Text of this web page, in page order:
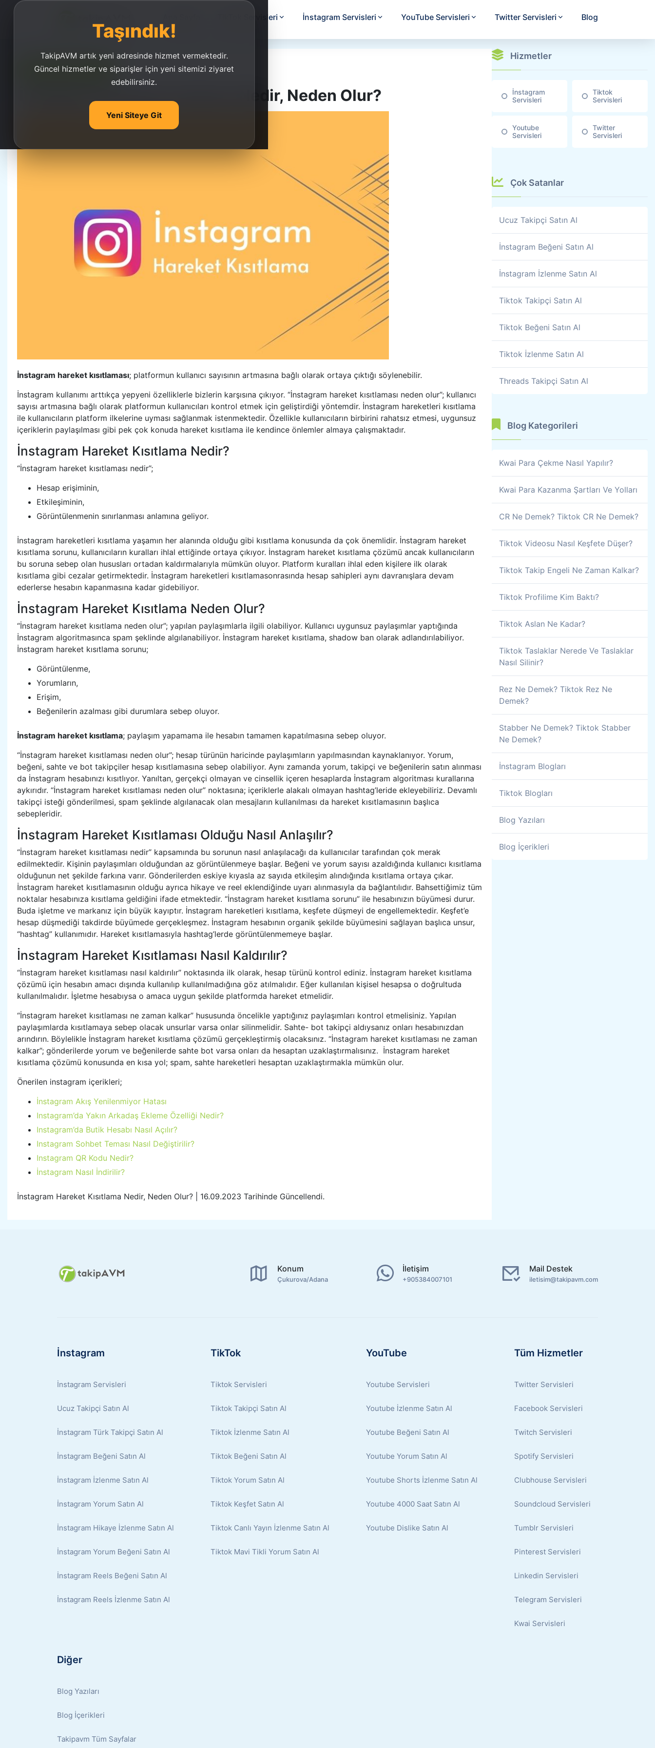
Taşındık!
TakipAVM artık yeni adresinde hizmet vermektedir.
Güncel hizmetler ve siparişler için yeni sitemizi ziyaret
edebilirsiniz.
Yeni Siteye Git
TikTok Servisleri İnstagram Servisleri YouTube Servisleri Twitter Servisleri Blog
Ucuz Takipçi Satın Al
İnstagram Hareket Kısıtlama Nedir, Neden Olur?
İnstagram hareket kısıtlaması; platformun kullanıcı sayısının artmasına bağlı olarak ortaya çıktığı söylenebilir.
İnstagram kullanımı arttıkça yepyeni özelliklerle bizlerin karşısına çıkıyor. “İnstagram hareket kısıtlaması neden olur”; kullanıcı
sayısı artmasına bağlı olarak platformun kullanıcıları kontrol etmek için geliştirdiği yöntemdir. İnstagram hareketleri kısıtlama
ile kullanıcıların platform ilkelerine uyması sağlanmak istenmektedir. Özellikle kullanıcıların birbirini rahatsız etmesi, uygunsuz
içeriklerin paylaşılması gibi pek çok konuda hareket kısıtlama ile kendince önlemler almaya çalışmaktadır.
İnstagram Hareket Kısıtlama Nedir?
“İnstagram hareket kısıtlaması nedir”;
Hesap erişiminin,
Etkileşiminin,
Görüntülenmenin sınırlanması anlamına geliyor.
İnstagram hareketleri kısıtlama yaşamın her alanında olduğu gibi kısıtlama konusunda da çok önemlidir. İnstagram hareket
kısıtlama sorunu, kullanıcıların kuralları ihlal ettiğinde ortaya çıkıyor. İnstagram hareket kısıtlama çözümü ancak kullanıcıların
bu soruna sebep olan hususları ortadan kaldırmalarıyla mümkün oluyor. Platform kuralları ihlal eden kişilere ilk olarak
kısıtlama gibi cezalar getirmektedir. İnstagram hareketleri kısıtlamasonrasında hesap sahipleri aynı davranışlara devam
ederlerse hesabın kapanmasına kadar gidebiliyor.
İnstagram Hareket Kısıtlama Neden Olur?
“İnstagram hareket kısıtlama neden olur”; yapılan paylaşımlarla ilgili olabiliyor. Kullanıcı uygunsuz paylaşımlar yaptığında
İnstagram algoritmasınca spam şeklinde algılanabiliyor. İnstagram hareket kısıtlama, shadow ban olarak adlandırılabiliyor.
İnstagram hareket kısıtlama sorunu;
Görüntülenme,
Yorumların,
Erişim,
Beğenilerin azalması gibi durumlara sebep oluyor.
İnstagram hareket kısıtlama; paylaşım yapamama ile hesabın tamamen kapatılmasına sebep oluyor.
“İnstagram hareket kısıtlaması neden olur”; hesap türünün haricinde paylaşımların yapılmasından kaynaklanıyor. Yorum,
beğeni, sahte ve bot takipçiler hesap kısıtlamasına sebep olabiliyor. Aynı zamanda yorum, takipçi ve beğenilerin satın alınması
da İnstagram hesabınızı kısıtlıyor. Yanıltan, gerçekçi olmayan ve cinsellik içeren hesaplarda İnstagram algoritması kurallarına
aykırıdır. “İnstagram hareket kısıtlaması neden olur” noktasına; içeriklerle alakalı olmayan hashtag’leride ekleyebiliriz. Devamlı
takipçi isteği gönderilmesi, spam şeklinde algılanacak olan mesajların kullanılması da hareket kısıtlamasının başlıca
sebepleridir.
İnstagram Hareket Kısıtlaması Olduğu Nasıl Anlaşılır?
“İnstagram hareket kısıtlaması nedir” kapsamında bu sorunun nasıl anlaşılacağı da kullanıcılar tarafından çok merak
edilmektedir. Kişinin paylaşımları olduğundan az görüntülenmeye başlar. Beğeni ve yorum sayısı azaldığında kullanıcı kısıtlama
olduğunun net şekilde farkına varır. Gönderilerden eskiye kıyasla az sayıda etkileşim alındığında kısıtlama ortaya çıkar.
İnstagram hareket kısıtlamasının olduğu ayrıca hikaye ve reel eklendiğinde uyarı alınmasıyla da bağlantılıdır. Bahsettiğimiz tüm
noktalar hesabınıza kısıtlama geldiğini ifade etmektedir. “İnstagram hareket kısıtlama sorunu” ile hesabınızın büyümesi durur.
Buda işletme ve markanız için büyük kayıptır. İnstagram hareketleri kısıtlama, keşfete düşmeyi de engellemektedir. Keşfet’e
hesap düşmediği takdirde büyümede gerçekleşmez. İnstagram hesabının organik şekilde büyümesini sağlayan başlıca unsur,
“hashtag” kullanımıdır. Hareket kısıtlamasıyla hashtag’lerde görüntülenmemeye başlar.
İnstagram Hareket Kısıtlaması Nasıl Kaldırılır?
“İnstagram hareket kısıtlaması nasıl kaldırılır” noktasında ilk olarak, hesap türünü kontrol ediniz. İnstagram hareket kısıtlama
çözümü için hesabın amacı dışında kullanılıp kullanılmadığına göz atılmalıdır. Eğer kullanılan kişisel hesapsa o doğrultuda
kullanılmalıdır. İşletme hesabıysa o amaca uygun şekilde platformda hareket etmelidir.
“İnstagram hareket kısıtlaması ne zaman kalkar” hususunda öncelikle yaptığınız paylaşımları kontrol etmelisiniz. Yapılan
paylaşımlarda kısıtlamaya sebep olacak unsurlar varsa onlar silinmelidir. Sahte- bot takipçi aldıysanız onları hesabınızdan
arındırın. Böylelikle İnstagram hareket kısıtlama çözümü gerçekleştirmiş olacaksınız. “İnstagram hareket kısıtlaması ne zaman
kalkar”; gönderilerde yorum ve beğenilerde sahte bot varsa onları da hesaptan uzaklaştırmalısınız. İnstagram hareket
kısıtlama çözümü konusunda en kısa yol; spam, sahte hareketleri hesaptan uzaklaştırmakla mümkün olur.
Önerilen instagram içerikleri;
İnstagram Akış Yenilenmiyor Hatası
Instagram’da Yakın Arkadaş Ekleme Özelliği Nedir?
Instagram’da Butik Hesabı Nasıl Açılır?
Instagram Sohbet Teması Nasıl Değiştirilir?
Instagram QR Kodu Nedir?
İnstagram Nasıl İndirilir?
İnstagram Hareket Kısıtlama Nedir, Neden Olur? | 16.09.2023 Tarihinde Güncellendi.
Hizmetler
İnstagram
Servisleri
Tiktok
Servisleri
Youtube
Servisleri
Twitter
Servisleri
Çok Satanlar
Ucuz Takipçi Satın Al
İnstagram Beğeni Satın Al
İnstagram İzlenme Satın Al
Tiktok Takipçi Satın Al
Tiktok Beğeni Satın Al
Tiktok İzlenme Satın Al
Threads Takipçi Satın Al
Blog Kategorileri
Kwai Para Çekme Nasıl Yapılır?
Kwai Para Kazanma Şartları Ve Yolları
CR Ne Demek? Tiktok CR Ne Demek?
Tiktok Videosu Nasıl Keşfete Düşer?
Tiktok Takip Engeli Ne Zaman Kalkar?
Tiktok Profilime Kim Baktı?
Tiktok Aslan Ne Kadar?
Tiktok Taslaklar Nerede Ve Taslaklar
Nasıl Silinir?
Rez Ne Demek? Tiktok Rez Ne
Demek?
Stabber Ne Demek? Tiktok Stabber
Ne Demek?
İnstagram Blogları
Tiktok Blogları
Blog Yazıları
Blog İçerikleri
Konum
Çukurova/Adana
İletişim
+905384007101
Mail Destek
iletisim@takipavm.com
İnstagram
İnstagram Servisleri
Ucuz Takipçi Satın Al
İnstagram Türk Takipçi Satın Al
İnstagram Beğeni Satın Al
İnstagram İzlenme Satın Al
İnstagram Yorum Satın Al
İnstagram Hikaye İzlenme Satın Al
İnstagram Yorum Beğeni Satın Al
İnstagram Reels Beğeni Satın Al
İnstagram Reels İzlenme Satın Al
TikTok
Tiktok Servisleri
Tiktok Takipçi Satın Al
Tiktok İzlenme Satın Al
Tiktok Beğeni Satın Al
Tiktok Yorum Satın Al
Tiktok Keşfet Satın Al
Tiktok Canlı Yayın İzlenme Satın Al
Tiktok Mavi Tikli Yorum Satın Al
YouTube
Youtube Servisleri
Youtube İzlenme Satın Al
Youtube Beğeni Satın Al
Youtube Yorum Satın Al
Youtube Shorts İzlenme Satın Al
Youtube 4000 Saat Satın Al
Youtube Dislike Satın Al
Tüm Hizmetler
Twitter Servisleri
Facebook Servisleri
Twitch Servisleri
Spotify Servisleri
Clubhouse Servisleri
Soundcloud Servisleri
Tumblr Servisleri
Pinterest Servisleri
Linkedin Servisleri
Telegram Servisleri
Kwai Servisleri
Diğer
Blog Yazıları
Blog İçerikleri
Takipavm Tüm Sayfalar